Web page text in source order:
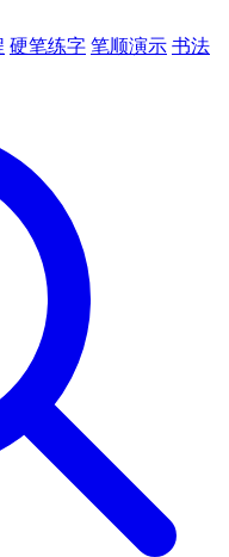
硬笔练字 笔顺演示 书法